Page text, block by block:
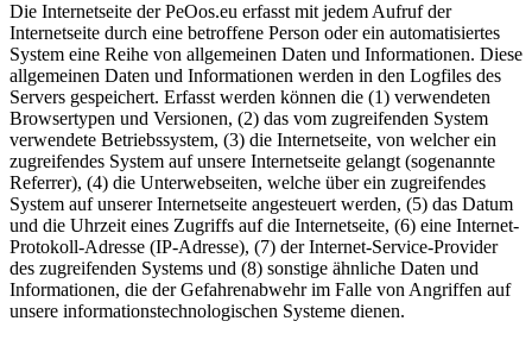
Die Internetseite der PeOos.eu erfasst mit jedem Aufruf der
Internetseite durch eine betroffene Person oder ein automatisiertes
System eine Reihe von allgemeinen Daten und Informationen. Diese
allgemeinen Daten und Informationen werden in den Logfiles des
Servers gespeichert. Erfasst werden können die (1) verwendeten
Browsertypen und Versionen, (2) das vom zugreifenden System
verwendete Betriebssystem, (3) die Internetseite, von welcher ein
zugreifendes System auf unsere Internetseite gelangt (sogenannte
Referrer), (4) die Unterwebseiten, welche über ein zugreifendes
System auf unserer Internetseite angesteuert werden, (5) das Datum
und die Uhrzeit eines Zugriffs auf die Internetseite, (6) eine Internet-
Protokoll-Adresse (IP-Adresse), (7) der Internet-Service-Provider
des zugreifenden Systems und (8) sonstige ähnliche Daten und
Informationen, die der Gefahrenabwehr im Falle von Angriffen auf
unsere informationstechnologischen Systeme dienen.